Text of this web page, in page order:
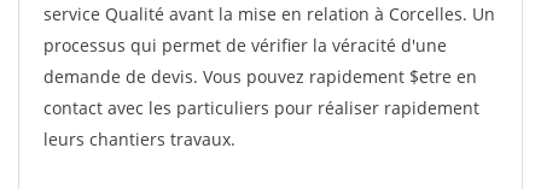
service Qualité avant la mise en relation à Corcelles. Un
processus qui permet de vérifier la véracité d'une
demande de devis. Vous pouvez rapidement $etre en
contact avec les particuliers pour réaliser rapidement
leurs chantiers travaux.